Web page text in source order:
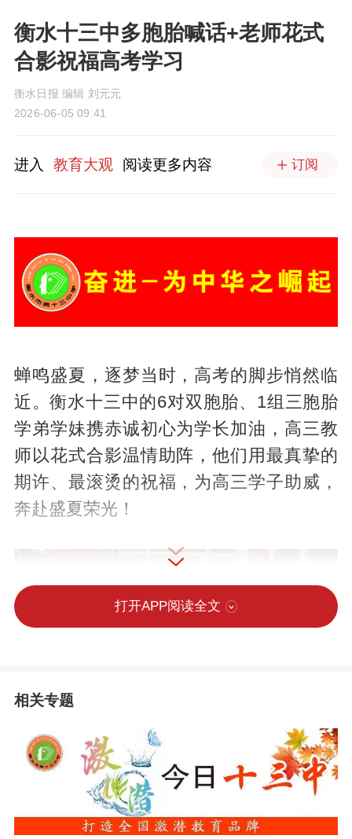
衡水十三中多胞胎喊话+老师花式
合影祝福高考学习
衡水日报 编辑 刘元元
2026-06-05 09:41
进入 教育大观 阅读更多内容 订阅
蝉鸣盛夏，逐梦当时，高考的脚步悄然临
近。衡水十三中的6对双胞胎、1组三胞胎
学弟学妹携赤诚初心为学长加油，高三教
师以花式合影温情助阵，他们用最真挚的
期许、最滚烫的祝福，为高三学子助威，
奔赴盛夏荣光！
三倍幸运，三倍祝福！愿你不负寒窗苦
打开APP阅读全文
相关专题